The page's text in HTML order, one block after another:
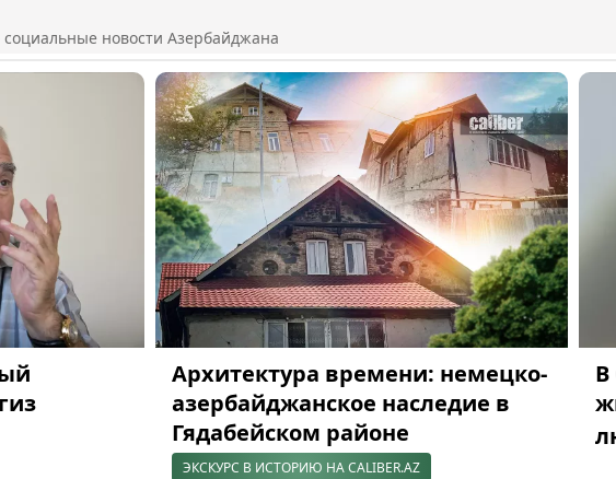
новости Азербайджана
Архитектура времени: немецко-
азербайджанское наследие в
Гядабейском районе
ЭКСКУРС В ИСТОРИЮ НА CALIBER.AZ
В